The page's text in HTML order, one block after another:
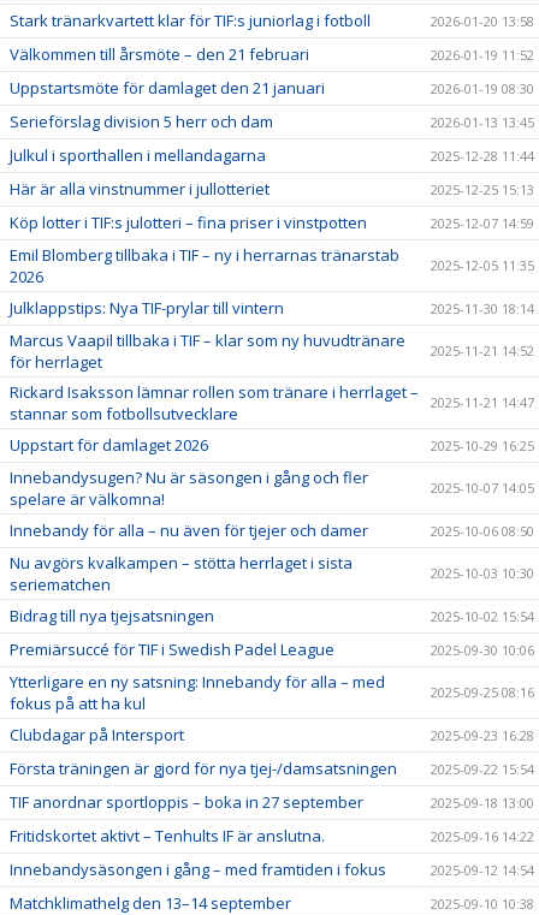
Stark tränarkvartett klar för TIF:s juniorlag i fotboll 2026-01-20 13:58
Välkommen till årsmöte – den 21 februari 2026-01-19 11:52
Uppstartsmöte för damlaget den 21 januari 2026-01-19 08:30
Serieförslag division 5 herr och dam 2026-01-13 13:45
Julkul i sporthallen i mellandagarna 2025-12-28 11:44
Här är alla vinstnummer i jullotteriet 2025-12-25 15:13
Köp lotter i TIF:s julotteri – fina priser i vinstpotten 2025-12-07 14:59
Emil Blomberg tillbaka i TIF – ny i herrarnas tränarstab
2026
2025-12-05 11:35
Julklappstips: Nya TIF-prylar till vintern 2025-11-30 18:14
Marcus Vaapil tillbaka i TIF – klar som ny huvudtränare
för herrlaget
2025-11-21 14:52
Rickard Isaksson lämnar rollen som tränare i herrlaget –
stannar som fotbollsutvecklare
2025-11-21 14:47
Uppstart för damlaget 2026 2025-10-29 16:25
Innebandysugen? Nu är säsongen i gång och fler
spelare är välkomna!
2025-10-07 14:05
Innebandy för alla – nu även för tjejer och damer 2025-10-06 08:50
Nu avgörs kvalkampen – stötta herrlaget i sista
seriematchen
2025-10-03 10:30
Bidrag till nya tjejsatsningen 2025-10-02 15:54
Premiärsuccé för TIF i Swedish Padel League 2025-09-30 10:06
Ytterligare en ny satsning: Innebandy för alla – med
fokus på att ha kul
2025-09-25 08:16
Clubdagar på Intersport 2025-09-23 16:28
Första träningen är gjord för nya tjej-/damsatsningen 2025-09-22 15:54
TIF anordnar sportloppis – boka in 27 september 2025-09-18 13:00
Fritidskortet aktivt – Tenhults IF är anslutna. 2025-09-16 14:22
Innebandysäsongen i gång – med framtiden i fokus 2025-09-12 14:54
Matchklimathelg den 13–14 september 2025-09-10 10:38